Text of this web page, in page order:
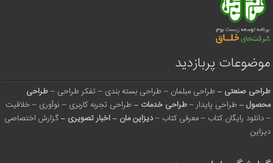
موضوعات پربازدید
طراحی صنعتی – طراحی مبلمان – طراحی بسته بندی – تفکر طراحی –طراحی
محصول– طراحی پایدار–طراحی خدمات – طراحی تجربه کاربری – نوآوری –خلاقیت
–دانلود رایگان کتاب –معرفی کتاب –دیزاین مان –اخبار تصویری –گزارش اختصاصی
دیزاین